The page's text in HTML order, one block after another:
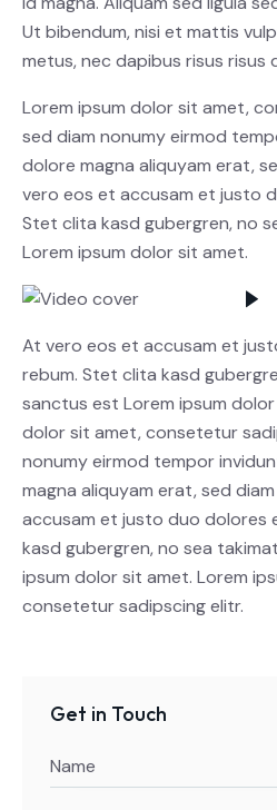
Ut bibendum, nisi et mattis
metus, nec dapibus risus risus
Lorem ipsum dolor sit amet,
sed diam nonumy eirmod
dolore magna aliquyam erat,
vero eos et accusam et justo
Stet clita kasd gubergren, no
Lorem ipsum dolor sit amet.
At vero eos et accusam et
rebum. Stet clita kasd
sanctus est Lorem ipsum
dolor sit amet, consetetur
nonumy eirmod tempor
magna aliquyam erat, sed
accusam et justo duo dolores
kasd gubergren, no sea
ipsum dolor sit amet. Lorem
consetetur sadipscing elitr.
Get in Touch